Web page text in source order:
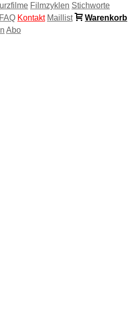
Filmzyklen Stichworte
FAQ Kontakt Maillist
Warenkorb
Abo